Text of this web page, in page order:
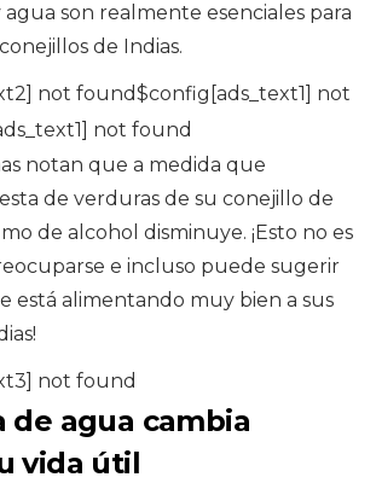
son realmente esenciales para
de Indias.
not found$config[ads_text1] not
not found
notan que a medida que
de verduras de su conejillo de
de alcohol disminuye. ¡Esto no es
e incluso puede sugerir
está alimentando muy bien a sus
not found
de agua cambia
vida útil